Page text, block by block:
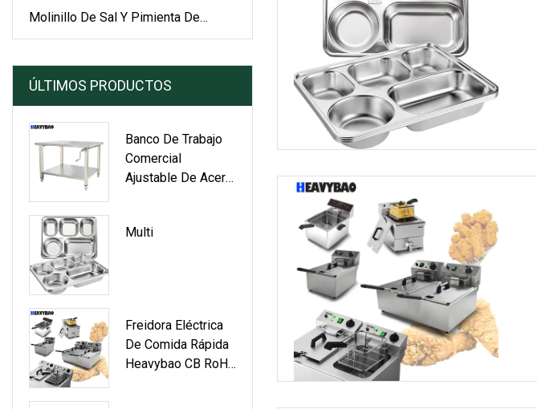
Molinillo De Sal Y Pimienta De
Plástico
ÚLTIMOS PRODUCTOS
Banco De Trabajo
Comercial
Ajustable De Acero
Equipo De Cocina,
Multi
Freidora Eléctrica
De Comida Rápida
Heavybao CB RoHS